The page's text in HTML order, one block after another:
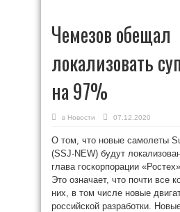
Чемезов обещал
локализовать
на 97%
в Новости 07.12.2020
О том, что новые самолеты
(SSJ-NEW) будут
глава госкорпорации
Это означает, что почти все
них, в том числе новые
российской разработки.